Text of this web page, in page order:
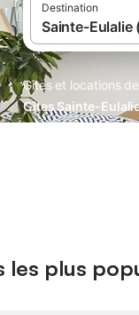
Destination
Gîtes et locations
Gîtes Sainte-
les plus